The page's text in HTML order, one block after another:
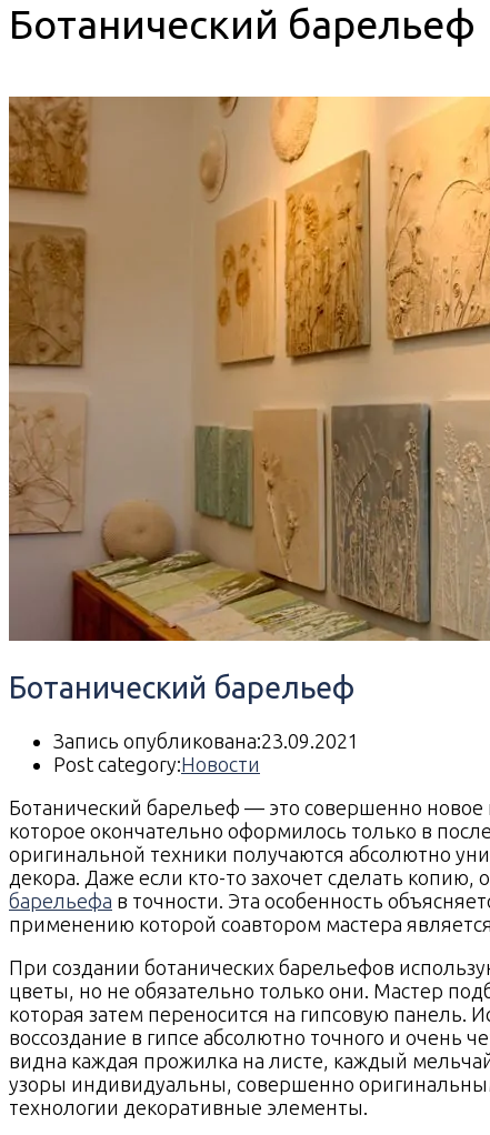
Ботанический барельеф
Ботанический барельеф
Запись опубликована:23.09.2021
Post category:Новости
Ботанический барельеф — это совершенно новое
которое окончательно оформилось только в
оригинальной техники получаются абсолютно
декора. Даже если кто-то захочет сделать копию,
барельефа в точности. Эта особенность
применению которой соавтором мастера
При создании ботанических барельефов
цветы, но не обязательно только они. Мастер
которая затем переносится на гипсовую панель.
воссоздание в гипсе абсолютно точного и очень
видна каждая прожилка на листе, каждый
узоры индивидуальны, совершенно
технологии декоративные элементы.